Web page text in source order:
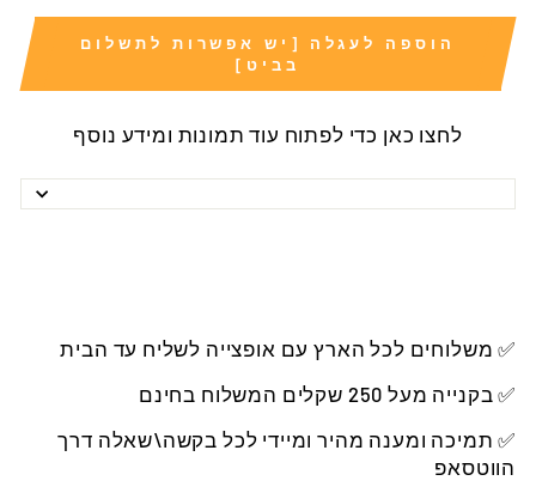
הוספה לעגלה [יש אפשרות לתשלום
בביט]
לחצו כאן כדי לפתוח עוד תמונות ומידע נוסף
✅ משלוחים לכל הארץ עם אופצייה לשליח עד הבית
✅ בקנייה מעל 250 שקלים המשלוח בחינם
✅ תמיכה ומענה מהיר ומיידי לכל בקשה\שאלה דרך
הווטסאפ